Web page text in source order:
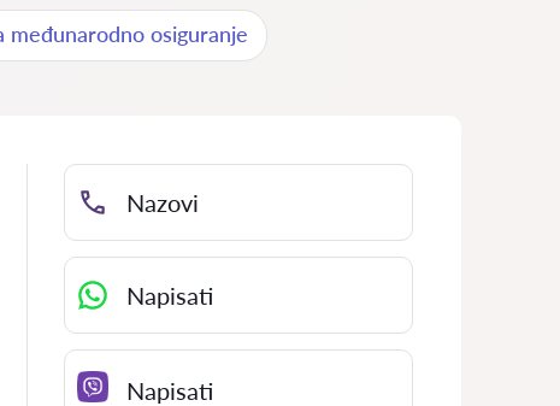
međunarodno osiguranje
Nazovi
Napisati
Napisati